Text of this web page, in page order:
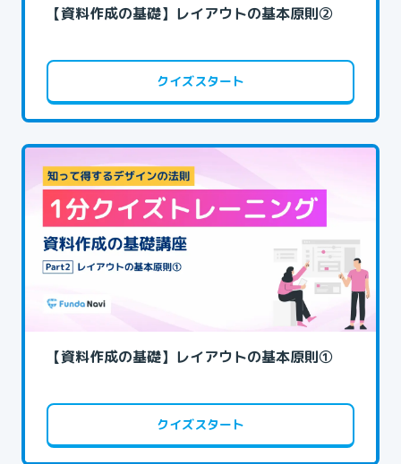
【資料作成の基礎】レイアウトの基本原則②
クイズスタート
【資料作成の基礎】レイアウトの基本原則①
クイズスタート